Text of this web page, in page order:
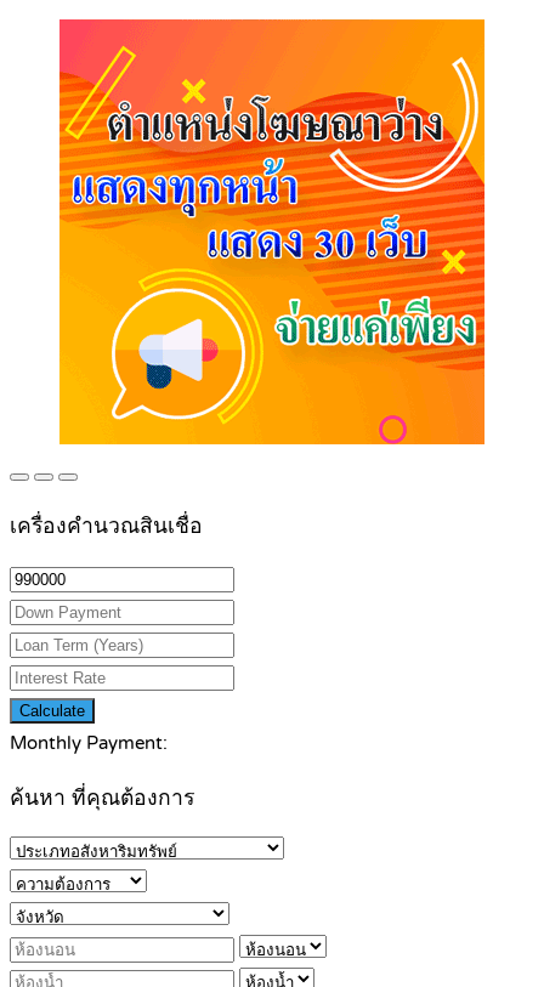
เครื่องคำนวณสินเชื่อ
Calculate
Monthly Payment:
ค้นหา ที่คุณต้องการ